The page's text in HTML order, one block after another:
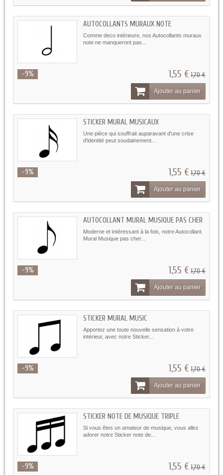
AUTOCOLLANTS MURAUX NOTE
Comme deco intérieure, nos Autocollants muraux
note ne manqueront pas...
-9% 1,55 €1,70 €
Ajouter au panier
STICKER MURAL MUSICAUX
Une pièce qui souffrait auparavant d'une crise
d'identité peut soudainement...
-9% 1,55 €1,70 €
Ajouter au panier
AUTOCOLLANT MURAL MUSIQUE PAS CHER
Moderne et intéressant à la fois, notre Autocollant
Mural Musique pas cher...
-9% 1,55 €1,70 €
Ajouter au panier
STICKER MURAL MUSIC
Apportez une toute nouvelle sensation à votre
intérieur, avec notre Sticker...
-9% 1,55 €1,70 €
Ajouter au panier
STICKER NOTE DE MUSIQUE TRIPLE
Si vous êtes un amateur de musique, vous allez
adorer notre Sticker note de...
-9% 1,55 €1,70 €